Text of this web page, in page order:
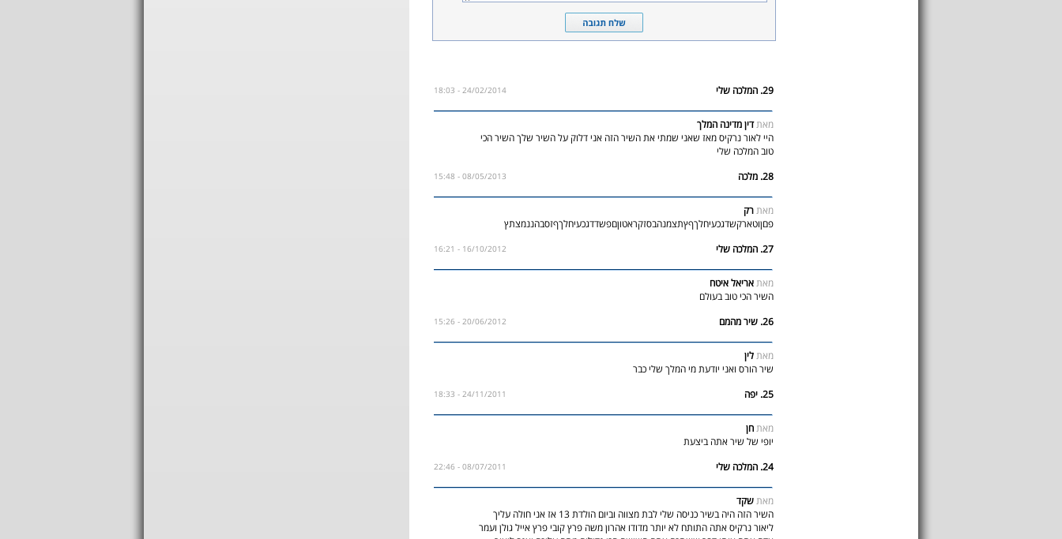
29. המלכה שלי 24/02/2014 - 18:03
מאתדין מדינה המלך
היי לאור נרקיס מאז שאני שמתי את השיר הזה אני דלוק על השיר שלך השיר הכי
טוב המלכה שלי
28. מלכה
08/05/2013 - 15:48
מאתרק
פםןוטארקשדגכעיחלךףץתצמנהבסזקראטוןםפשדדגכעיחלךףזסבהננמצתץ
27. המלכה שלי
16/10/2012 - 16:21
מאתאריאל איטח
השיר הכי טוב בעולם
26. שיר מהמם
20/06/2012 - 15:26
מאתלין
שיר הורס ואני יודעת מי המלך שלי כבר
25. יפה
24/11/2011 - 18:33
מאתחן
יופי של שיר אתה ביצעת
24. המלכה שלי
08/07/2011 - 22:46
מאתשקד
השיר הזה היה בשיר כניסה שלי לבת מצווה וביום הולדת 13 אז אני חולה עליך
ליאור נרקיס אתה התותח לא יותר מדודו אהרון משה פרץ קובי פרץ אייל גולן ועמר